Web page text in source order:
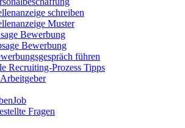
schreiben
Muster
Bewerbung
Bewerbung
führen
Recruiting-Prozess Tipps
Fragen